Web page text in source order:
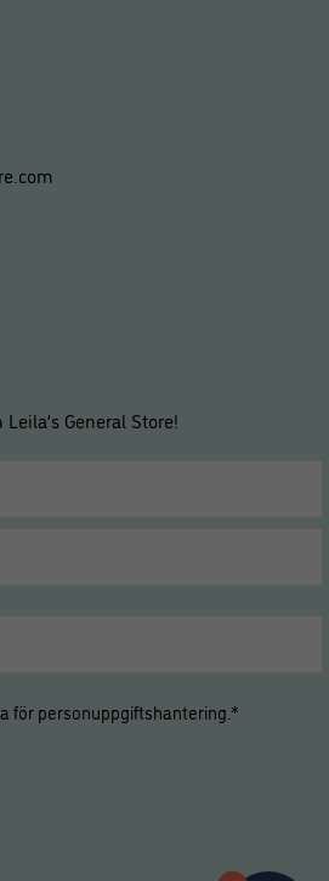
General Store!
förpersonuppgiftshantering .*